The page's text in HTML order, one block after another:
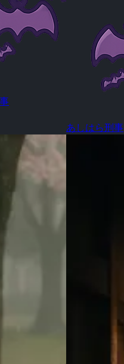
あしはら刑事